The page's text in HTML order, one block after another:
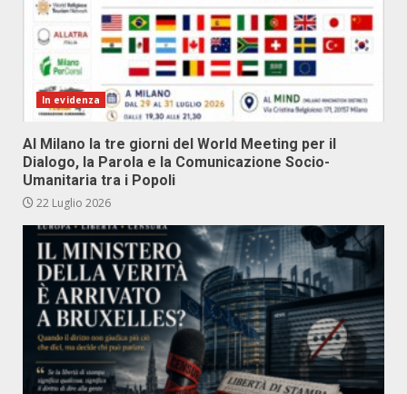
In evidenza
Al Milano la tre giorni del World Meeting per il
Dialogo, la Parola e la Comunicazione Socio-
Umanitaria tra i Popoli
22 Luglio 2026